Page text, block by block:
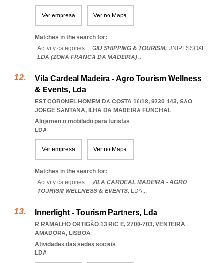
Ver empresa Ver no Mapa
Matches in the search for:
Activity categories: ...GIU SHIPPING & TOURISM, UNIPESSOAL,
LDA (ZONA FRANCA DA MADEIRA)...
Vila Cardeal Madeira - Agro Tourism Wellness
& Events, Lda
EST CORONEL HOMEM DA COSTA 16/18, 9230-143, SAO
JORGE SANTANA, ILHA DA MADEIRA FUNCHAL
Alojamento mobilado para turistas
LDA
Ver empresa Ver no Mapa
Matches in the search for:
Activity categories: ...VILA CARDEAL MADEIRA - AGRO
TOURISM WELLNESS & EVENTS, LDA...
Innerlight - Tourism Partners, Lda
R RAMALHO ORTIGÃO 13 R/C E, 2700-703, VENTEIRA
AMADORA, LISBOA
Atividades das sedes sociais
LDA